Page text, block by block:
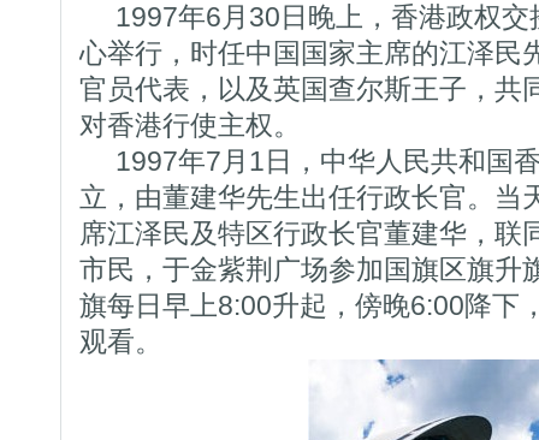
1997年6月30日晚上，香港政权交
心举行，时任中国国家主席的江泽民
官员代表，以及英国查尔斯王子，共
对香港行使主权。
1997年7月1日，中华人民共和国
立，由董建华先生出任行政长官。当
席江泽民及特区行政长官董建华，联
市民，于金紫荆广场参加国旗区旗升
旗每日早上8:00升起，傍晚6:00降下
观看。